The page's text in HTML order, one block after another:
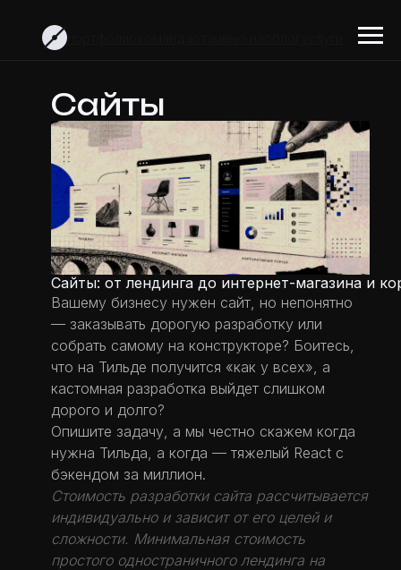
портфолио
Сайты
Сайты: от лендинга до интернет-магазина и
Вашему бизнесу нужен сайт, но непонятно
— заказывать дорогую разработку или
собрать самому на конструкторе? Боитесь,
что на Тильде получится «как у всех», а
кастомная разработка выйдет слишком
дорого и долго?
Опишите задачу, а мы честно скажем когда
нужна Тильда, а когда — тяжелый React с
бэкендом за миллион.
Стоимость разработки сайта рассчитывается
индивидуально и зависит от его целей и
сложности. Минимальная стоимость
простого одностраничного лендинга на